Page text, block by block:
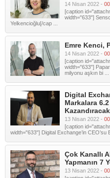
14 Nisan 2022 -
[caption
width="633"]
Yelkencioğlu[/cap ...
Emre Kenci,
14 Nisan 2022 -
[caption
width="633"]
milyonu aşkın bi ...
Digital
Markalara
13 Nisan 2022 -
[caption
width="633"] Digital Exchange’in CEO’su
Çok Kanallı
Yapmanın 7
13 Nisan 2022 -